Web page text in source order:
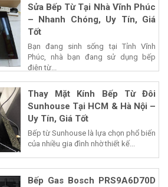
Sửa Bếp Từ Tại Nhà Vĩnh Phúc
– Nhanh Chóng, Uy Tín, Giá
Tốt
Bạn đang sinh sống tại Tỉnh Vĩnh
Phúc, nhà bạn đang sử dụng bếp
điện từ...
Thay Mặt Kính Bếp Từ Đôi
Sunhouse Tại HCM & Hà Nội –
Uy Tín, Giá Tốt
Bếp từ Sunhouse là lựa chọn phổ biến
của nhiều gia đình nhờ thiết kế...
Bếp Gas Bosch PRS9A6D70D